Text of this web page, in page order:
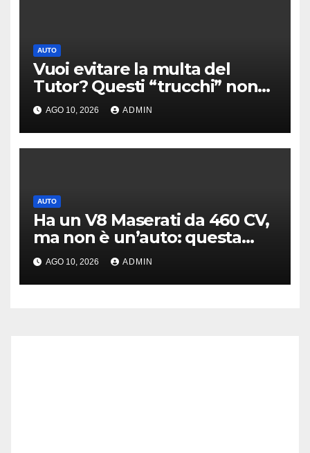
AUTO
Vuoi evitare la multa del
Tutor? Questi “trucchi” non
servono a nulla
AGO 10, 2026 ADMIN
AUTO
Ha un V8 Maserati da 460 CV,
ma non è un’auto: questa
moto costa 144.000 euro
AGO 10, 2026 ADMIN